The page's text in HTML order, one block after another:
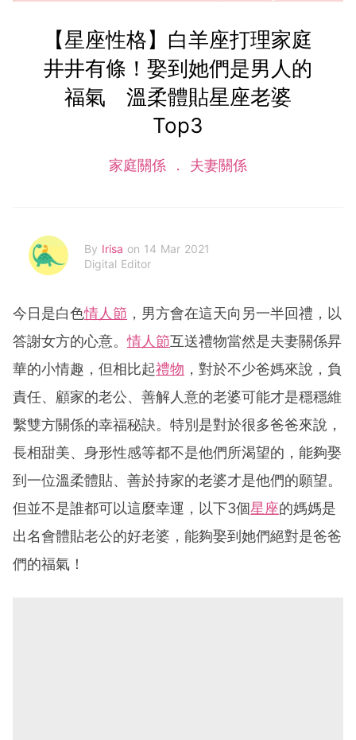
【星座性格】白羊座打理家庭
井井有條！娶到她們是男人的
福氣 溫柔體貼星座老婆
Top3
家庭關係 夫妻關係
By Irisa on 14 Mar 2021
Digital Editor
今日是白色情人節 ，男方會在這天向另一半回禮，以
答謝女方的心意。情人節互送禮物當然是夫妻關係昇
華的小情趣，但相比起禮物 ，對於不少爸媽來說，負
責任、顧家的老公、善解人意的老婆可能才是穩穩維
繫雙方關係的幸福秘訣。特別是對於很多爸爸來說，
長相甜美、身形性感等都不是他們所渴望的，能夠娶
到一位溫柔體貼、善於持家的老婆才是他們的願望。
但並不是誰都可以這麼幸運，以下3個星座的媽媽是
出名會體貼老公的好老婆，能夠娶到她們絕對是爸爸
們的福氣！